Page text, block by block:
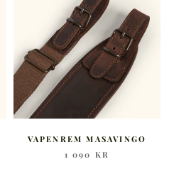
VAPENREM MASAVINGO
1 090 KR